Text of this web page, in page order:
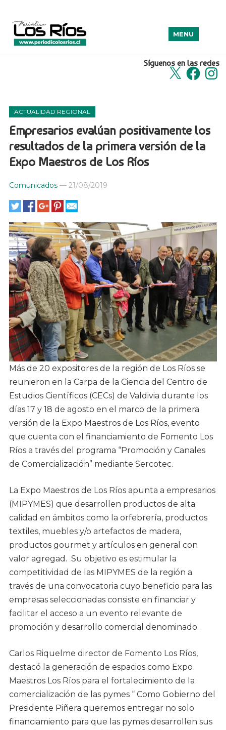
Síguenos en las redes
X Facebook
MENU
ACTUALIDAD REGIONAL
Empresarios evalúan positivamente los
resultados de la primera versión de la
Expo Maestros de Los Ríos
Comunicados— 21/08/2019
Más de 20 expositores de la región de Los Ríos se
reunieron en la Carpa de la Ciencia del Centro de
Estudios Científicos (CECs) de Valdivia durante los
días 17 y 18 de agosto en el marco de la primera
versión de la Expo Maestros de Los Ríos, evento
que cuenta con el financiamiento de Fomento Los
Ríos a través del programa “Promoción y Canales
de Comercialización” mediante Sercotec.
La Expo Maestros de Los Ríos apunta a empresarios
(MIPYMES) que desarrollen productos de alta
calidad en ámbitos como la orfebrería, productos
textiles, muebles y/o artefactos de madera,
productos gourmet y artículos en general con
valor agregad. Su objetivo es estimular la
competitividad de las MIPYMES de la región a
través de una convocatoria cuyo beneficio para las
empresas seleccionadas consiste en financiar y
facilitar el acceso a un evento relevante de
promoción y desarrollo comercial denominado.
Carlos Riquelme director de Fomento Los Ríos,
destacó la generación de espacios como Expo
Maestros Los Ríos para el fortalecimiento de la
comercialización de las pymes “ Como Gobierno del
Presidente Piñera queremos entregar no solo
financiamiento para que las pymes desarrollen sus